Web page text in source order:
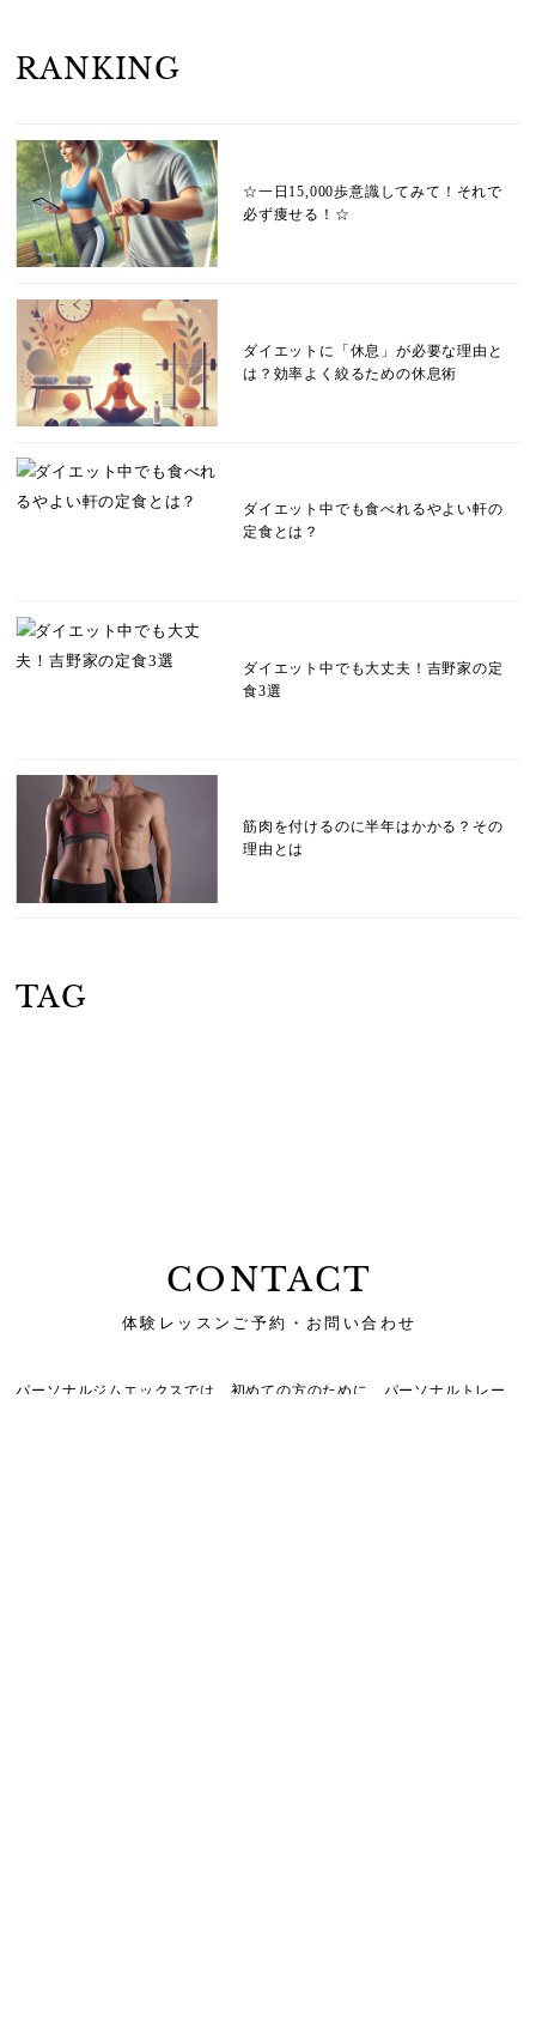
RANKING
☆一日15,000歩意識してみて！それで
必ず痩せる！☆
ダイエットに「休息」が必要な理由と
は？効率よく絞るための休息術
ダイエット中でも食べれるやよい軒の
定食とは？
ダイエット中でも大丈夫！吉野家の定
食3選
筋肉を付けるのに半年はかかる？その
理由とは
TAG
CONTACT
体験レッスンご予約・お問い合わせ
パーソナルジムエックスでは、初めての方のために、 パーソナルトレー